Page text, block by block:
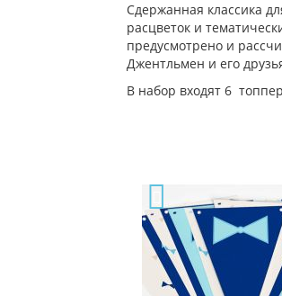
Сдержанная классика
расцветок и
предусмотрено и
Джентльмен и его
В набор входят 6